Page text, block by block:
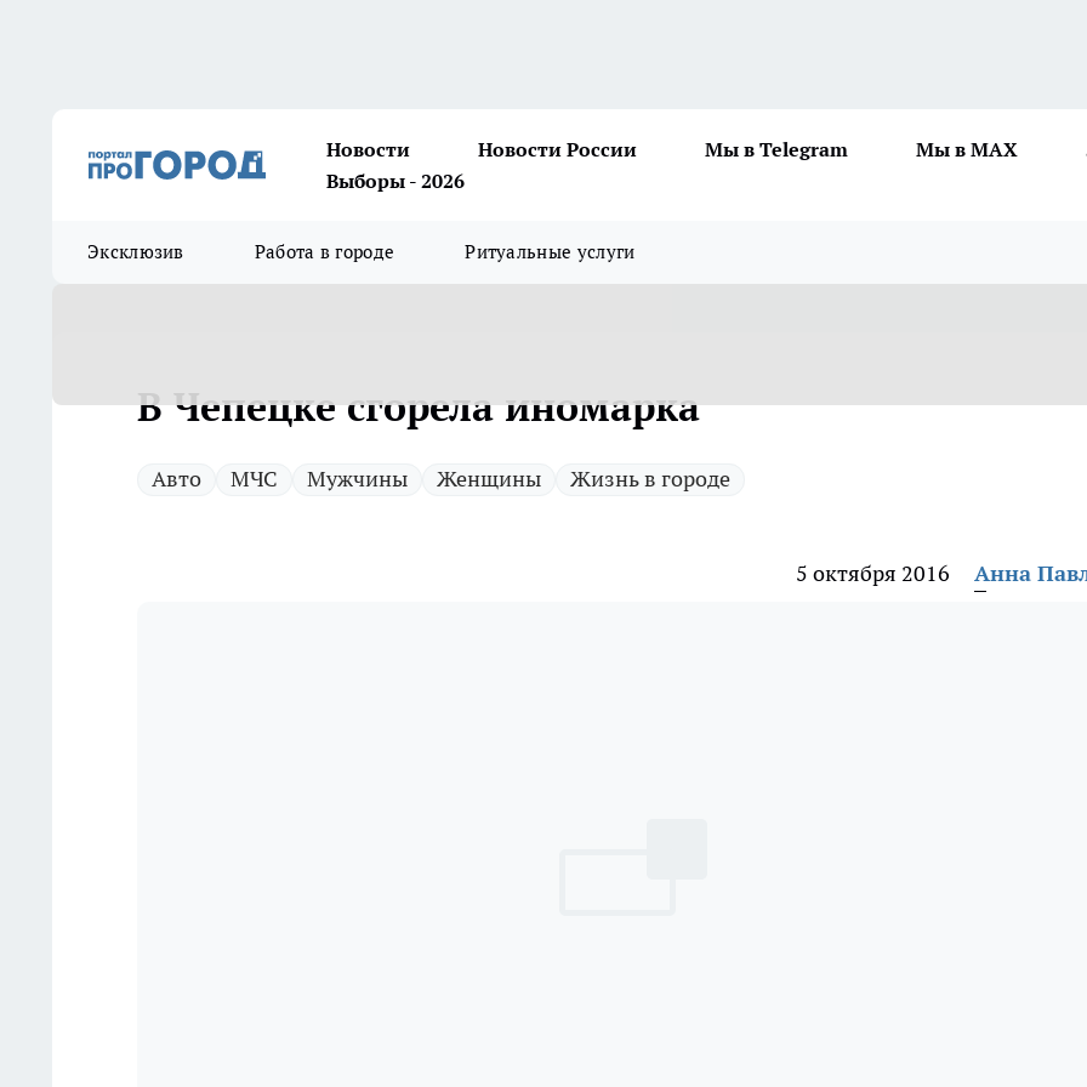
Новости Новости России Мы в Telegram Мы в MAX
Выборы - 2026
Эксклюзив Работа в городе Ритуальные услуги
В Чепецке сгорела иномарка
Авто МЧС Мужчины Женщины Жизнь в городе
5 октября 2016 Анна